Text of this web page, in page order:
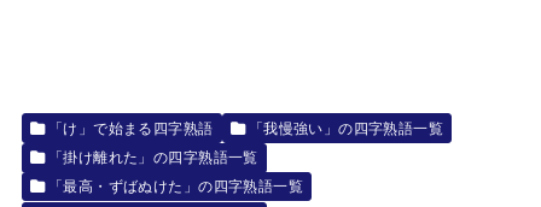
「け」で始まる四字熟語
「我慢強い」の四字熟語一覧
「掛け離れた」の四字熟語一覧
「最高・ずばぬけた」の四字熟語一覧